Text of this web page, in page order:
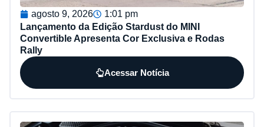
agosto 9, 2026
1:01 pm
Lançamento da Edição Stardust do MINI
Convertible Apresenta Cor Exclusiva e Rodas
Rally
Acessar Notícia